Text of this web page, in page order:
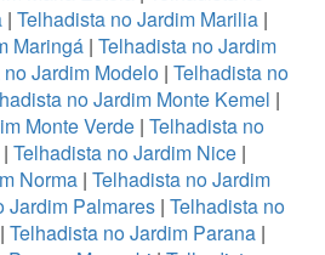
| Telhadista no Jardim Marilia |
Maringá | Telhadista no Jardim
Jardim Modelo | Telhadista no
no Jardim Monte Kemel |
Monte Verde | Telhadista no
| Telhadista no Jardim Nice |
Norma | Telhadista no Jardim
Jardim Palmares| Telhadista no
Telhadista no Jardim Parana|